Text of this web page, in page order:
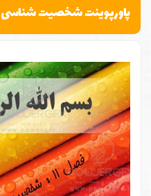
پاورپوینت شخصیت شناسی